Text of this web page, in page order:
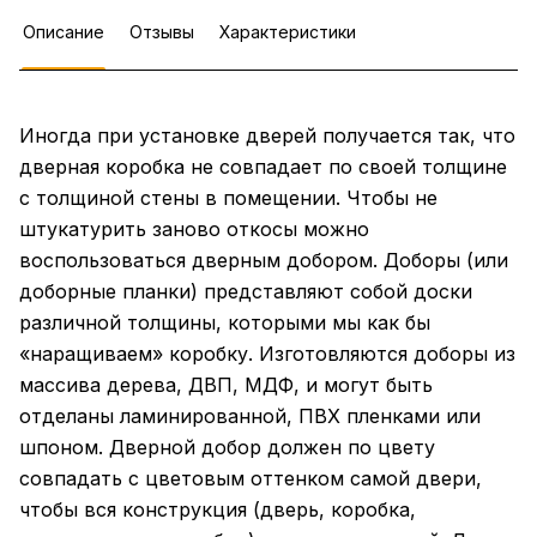
Описание Отзывы Характеристики
Иногда при установке дверей получается так, что
дверная коробка не совпадает по своей толщине
с толщиной стены в помещении. Чтобы не
штукатурить заново откосы можно
воспользоваться дверным добором. Доборы (или
доборные планки) представляют собой доски
различной толщины, которыми мы как бы
«наращиваем» коробку. Изготовляются доборы из
массива дерева, ДВП, МДФ, и могут быть
отделаны ламинированной, ПВХ пленками или
шпоном. Дверной добор должен по цвету
совпадать с цветовым оттенком самой двери,
чтобы вся конструкция (дверь, коробка,